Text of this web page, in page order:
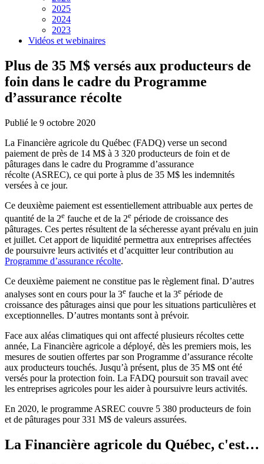
2025
2024
2023
Vidéos et webinaires
Plus de 35 M$ versés aux producteurs de
foin dans le cadre du Programme
d’assurance récolte
Publié le 9 octobre 2020
La Financière agricole du Québec (FADQ) verse un second
paiement de près de 14 M$ à 3 320 producteurs de foin et de
pâturages dans le cadre du Programme d’assurance
récolte (ASREC), ce qui porte à plus de 35 M$ les indemnités
versées à ce jour.
Ce deuxième paiement est essentiellement attribuable aux pertes de
quantité de la 2e fauche et de la 2e période de croissance des
pâturages. Ces pertes résultent de la sécheresse ayant prévalu en juin
et juillet. Cet apport de liquidité permettra aux entreprises affectées
de poursuivre leurs activités et d’acquitter leur contribution au
Programme d’assurance récolte.
Ce deuxième paiement ne constitue pas le règlement final. D’autres
analyses sont en cours pour la 3e fauche et la 3e période de
croissance des pâturages ainsi que pour les situations particulières et
exceptionnelles. D’autres montants sont à prévoir.
Face aux aléas climatiques qui ont affecté plusieurs récoltes cette
année, La Financière agricole a déployé, dès les premiers mois, les
mesures de soutien offertes par son Programme d’assurance récolte
aux producteurs touchés. Jusqu’à présent, plus de 35 M$ ont été
versés pour la protection foin. La FADQ poursuit son travail avec
les entreprises agricoles pour les aider à poursuivre leurs activités.
En 2020, le programme ASREC couvre 5 380 producteurs de foin
et de pâturages pour 331 M$ de valeurs assurées.
La Financière agricole du Québec, c'est…